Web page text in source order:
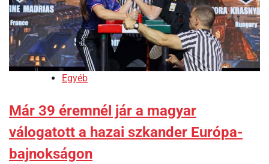
Egyéb
Már 39 éremnél jár a magyar
válogatott a hazai szkander Európa-
bajnokságon